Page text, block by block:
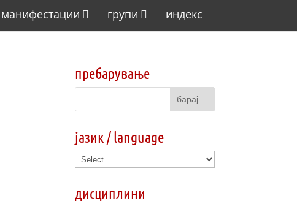
манифестации групи индекс
пребарување
јазик / language
дисциплини